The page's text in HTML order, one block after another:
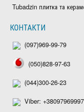
Tubadzin плитка та
КОНТАКТИ
(097)969-99-79
(050)828-97-63
(044)300-26-23
Viber: